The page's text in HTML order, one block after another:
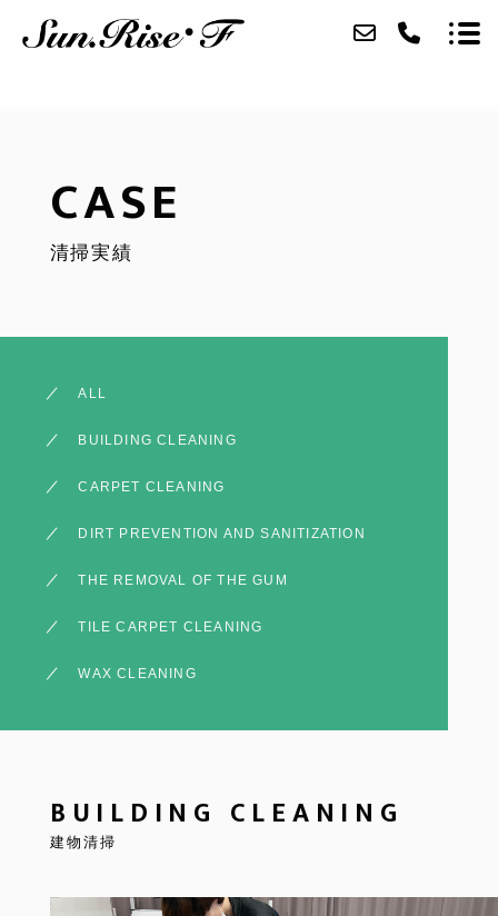
CASE
清掃実績
ALL
BUILDING CLEANING
CARPET CLEANING
DIRT PREVENTION AND SANITIZATION
THE REMOVAL OF THE GUM
TILE CARPET CLEANING
WAX CLEANING
BUILDING CLEANING
建物清掃